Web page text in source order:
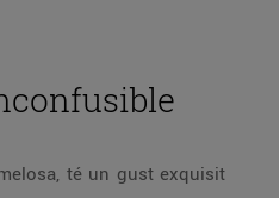
té un gust exquisit